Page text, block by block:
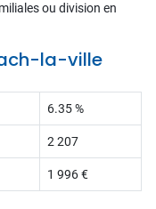
ou division en
la-ville
6.35 %
2 207
1 996 €